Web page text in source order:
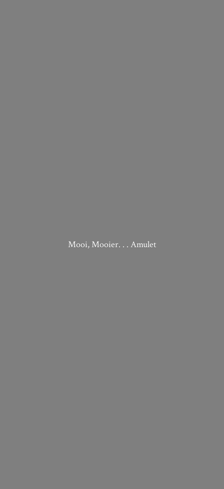
Mooi, Mooier. . . Amulet